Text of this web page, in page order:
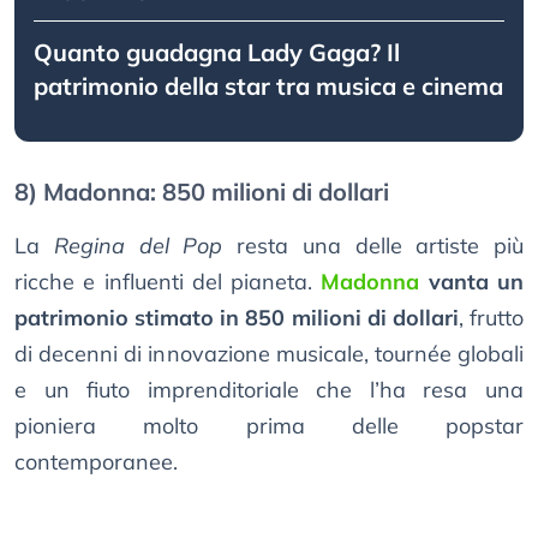
Quanto guadagna Lady Gaga? Il
patrimonio della star tra musica e cinema
8) Madonna: 850 milioni di dollari
La Regina del Pop resta una delle artiste più
ricche e influenti del pianeta. Madonna vanta un
patrimonio stimato in 850 milioni di dollari, frutto
di decenni di innovazione musicale, tournée globali
e un fiuto imprenditoriale che l’ha resa una
pioniera molto prima delle popstar
contemporanee.